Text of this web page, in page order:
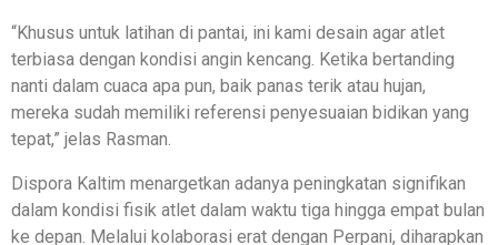
“Khusus untuk latihan di pantai, ini kami desain agar atlet
terbiasa dengan kondisi angin kencang. Ketika bertanding
nanti dalam cuaca apa pun, baik panas terik atau hujan,
mereka sudah memiliki referensi penyesuaian bidikan yang
tepat,” jelas Rasman.
Dispora Kaltim menargetkan adanya peningkatan signifikan
dalam kondisi fisik atlet dalam waktu tiga hingga empat bulan
ke depan. Melalui kolaborasi erat dengan Perpani, diharapkan